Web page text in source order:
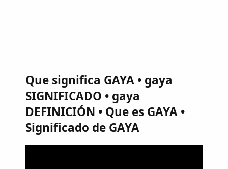
Que significa GAYA • gaya
SIGNIFICADO • gaya
DEFINICIÓN • Que es GAYA •
Significado de GAYA